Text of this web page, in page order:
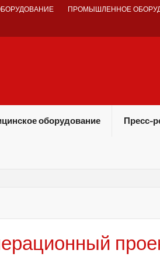
ПРОМЫШЛЕННОЕ
оборудование Пресс-